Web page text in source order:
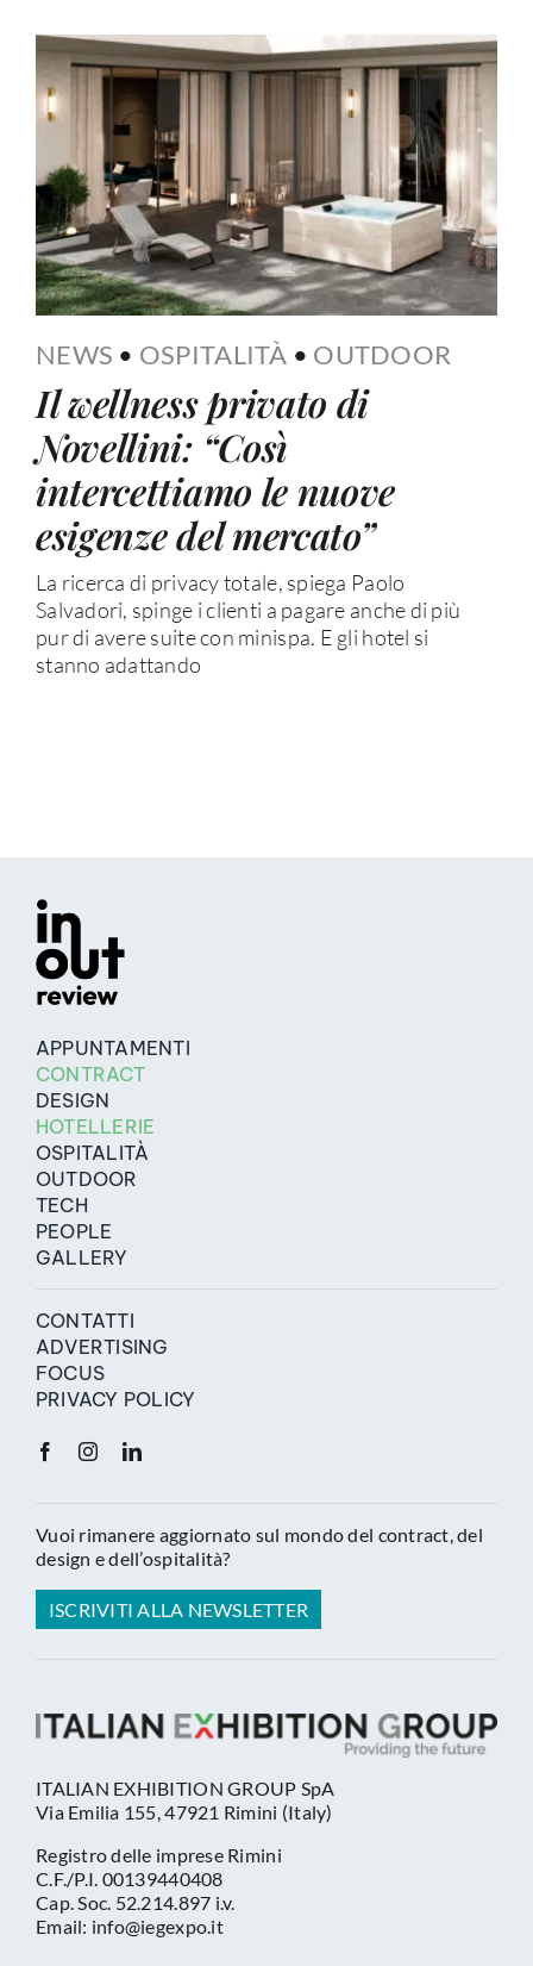
NEWS • OSPITALITÀ • OUTDOOR
Il wellness privato di
Novellini: “Così
intercettiamo le nuove
esigenze del mercato”
La ricerca di privacy totale, spiega Paolo
Salvadori, spinge i clienti a pagare anche di più
pur di avere suite con minispa. E gli hotel si
stanno adattando
APPUNTAMENTI
CONTRACT
DESIGN
HOTELLERIE
OSPITALITÀ
OUTDOOR
TECH
PEOPLE
GALLERY
CONTATTI
ADVERTISING
FOCUS
PRIVACY POLICY
Vuoi rimanere aggiornato sul mondo del contract, del
design e dell’ospitalità?
ISCRIVITI ALLA NEWSLETTER
ITALIAN EXHIBITION GROUP SpA
Via Emilia 155, 47921 Rimini (Italy)
Registro delle imprese Rimini
C.F./P.I. 00139440408
Cap. Soc. 52.214.897 i.v.
Email: info@iegexpo.it